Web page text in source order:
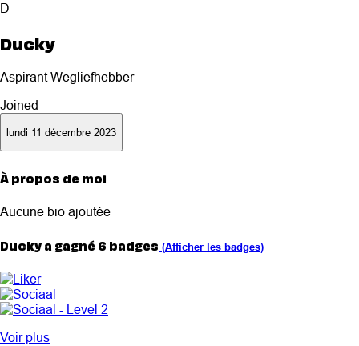
D
Ducky
Aspirant Wegliefhebber
Joined
lundi 11 décembre 2023
À propos de moi
Aucune bio ajoutée
Ducky a gagné 6 badges (Afficher les badges)
Voir plus